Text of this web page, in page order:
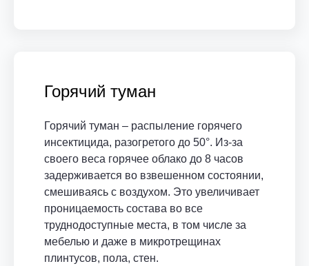
Горячий туман
Горячий туман – распыление горячего
инсектицида, разогретого до 50°. Из-за
своего веса горячее облако до 8 часов
задерживается во взвешенном состоянии,
смешиваясь с воздухом. Это увеличивает
проницаемость состава во все
труднодоступные места, в том числе за
мебелью и даже в микротрещинах
плинтусов, пола, стен.